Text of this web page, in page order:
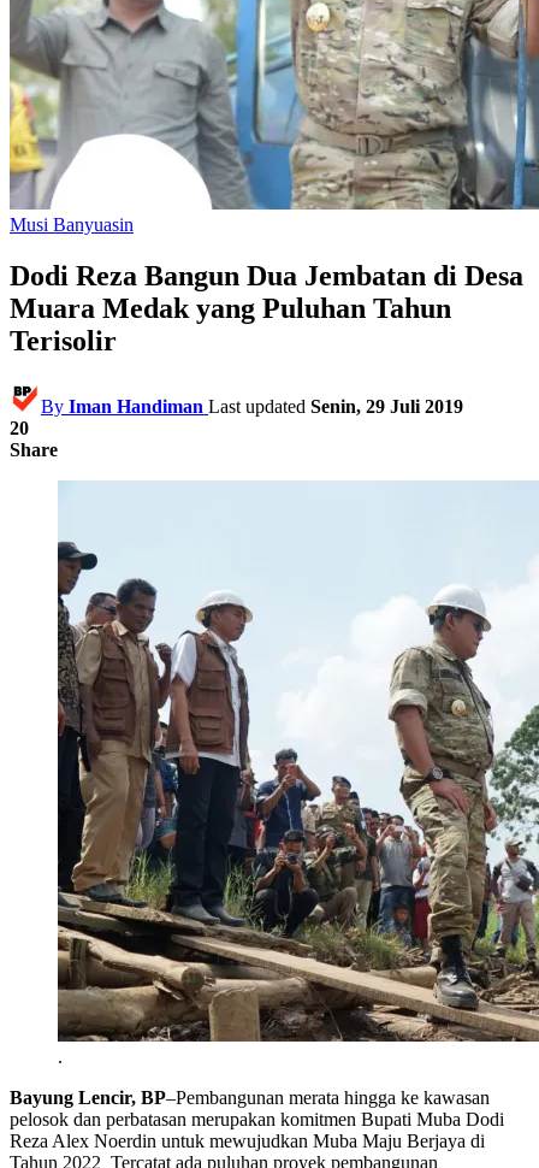
Musi Banyuasin
Dodi Reza Bangun Dua Jembatan di Desa
Muara Medak yang Puluhan Tahun
Terisolir
By Iman Handiman Last updated Senin, 29 Juli 2019
20
Share
.
Bayung Lencir, BP–Pembangunan merata hingga ke kawasan
pelosok dan perbatasan merupakan komitmen Bupati Muba Dodi
Reza Alex Noerdin untuk mewujudkan Muba Maju Berjaya di
Tahun 2022 Tercatat ada puluhan proyek pembangunan